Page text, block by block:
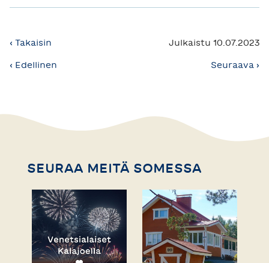
‹ Takaisin Julkaistu 10.07.2023
‹ Edellinen Seuraava ›
SEURAA MEITÄ SOMESSA